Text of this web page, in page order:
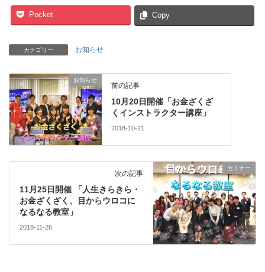
Pocket Copy
カテゴリー お知らせ
お知らせ
前の記事
10月20日開催「お金ざくざ
くインストラクター講座」
2018-10-21
セミナー
次の記事
11月25日開催 「人生きらきら・
お金ざくざく、目からウロコに
なるなる教室」
2018-11-26